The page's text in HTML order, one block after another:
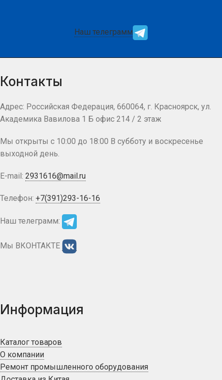
Наш телеграмм
Контакты
Адрес: Российская Федерация, 660064, г. Красноярск, ул.
Академика Вавилова 1 Б офис 214 / 2 этаж
Мы открыты с 10:00 до 18:00 В субботу и воскресенье
выходной день.
E-mail: 2931616@mail.ru
Телефон: +7(391)293-16-16
Наш телеграмм:
Мы ВКОНТАКТЕ
Информация
Каталог товаров
О компании
Ремонт промышленного оборудования